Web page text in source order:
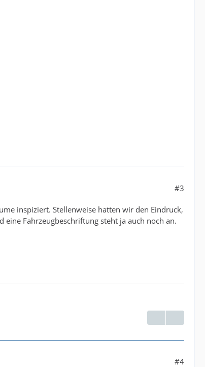
#3
inspiziert. Stellenweise hatten wir den Eindruck,
eine Fahrzeugbeschriftung steht ja auch noch an.
#4